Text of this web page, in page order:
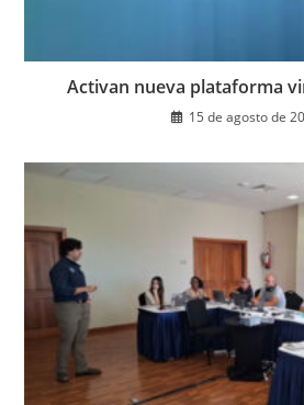
Activan nueva plataforma
15 de agosto de